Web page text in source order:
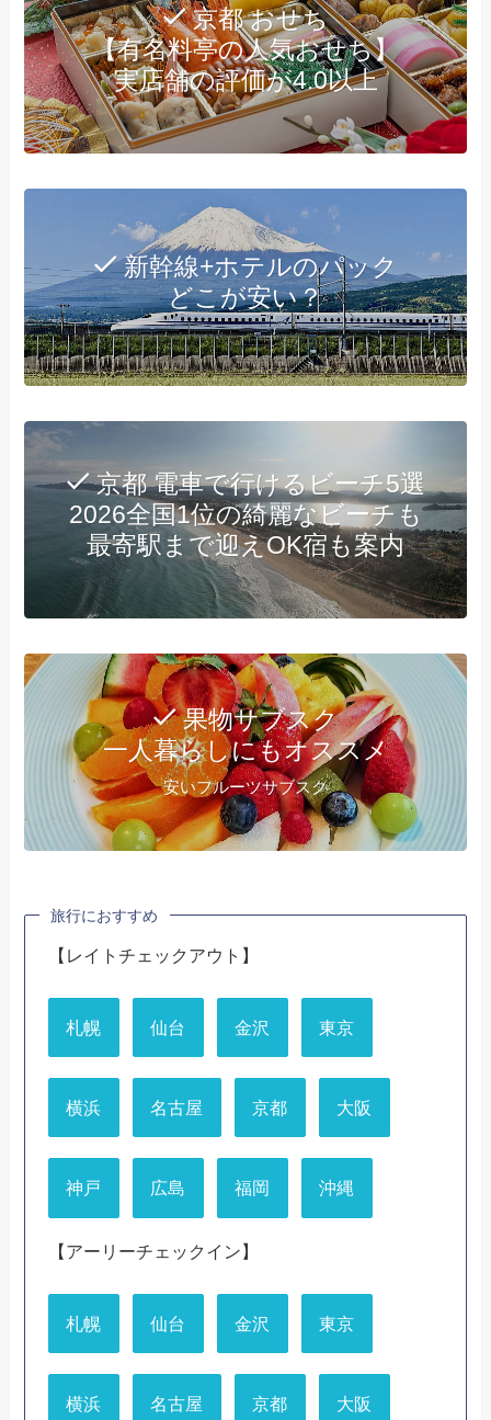
京都 おせち
【有名料亭の人気おせち】
実店舗の評価が4.0以上
新幹線+ホテルのパック
どこが安い？
京都 電車で行けるビーチ5選
2026全国1位の綺麗なビーチも
最寄駅まで迎えOK宿も案内
果物サブスク
一人暮らしにもオススメ
安いフルーツサブスク
旅行におすすめ
【レイトチェックアウト】
札幌 仙台 金沢 東京
横浜 名古屋 京都 大阪
神戸 広島 福岡 沖縄
【アーリーチェックイン】
札幌 仙台 金沢 東京
横浜 名古屋 京都 大阪